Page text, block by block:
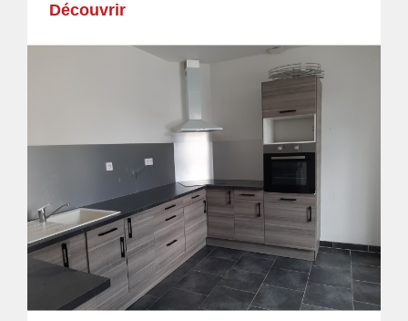
Découvrir